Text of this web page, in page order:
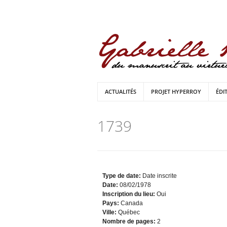
ACTUALITÉS PROJET HYPERROY
1739
Type de date: Date inscrite
Date: 08/02/1978
Inscription du lieu: Oui
Pays: Canada
Ville: Québec
Nombre de pages: 2